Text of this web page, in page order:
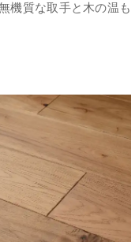
機質な取手と木の温も